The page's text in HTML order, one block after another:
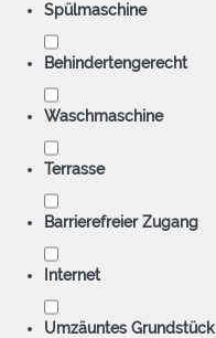
Spülmaschine
Behindertengerecht
Waschmaschine
Terrasse
Barrierefreier Zugang
Internet
Umzäuntes Grundstück